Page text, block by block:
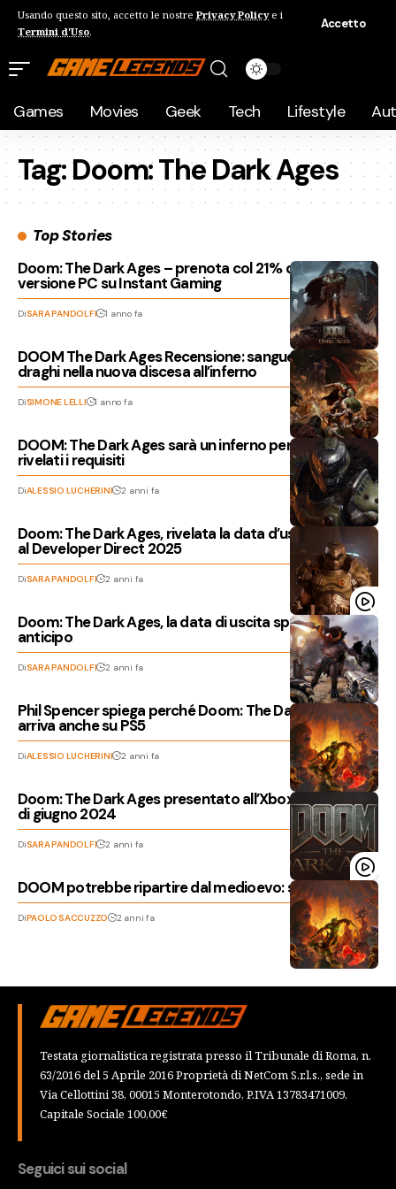
Usando questo sito, accetto le nostre Privacy Policye i
Termini d'Uso.
Accetto
Games Movies Geek Tech Lifestyle
Tag:Doom: The Dark Ages
Top Stories
Doom: The Dark Ages – prenota col 21% di sconto la
versione PC su Instant Gaming
DiSARA PANDOLFI 1 anno fa
DOOM The Dark Ages Recensione: sangue, acciaio e
draghi nella nuova discesa all’inferno
DiSIMONE LELLI 1 anno fa
DOOM: The Dark Ages sarà un inferno per molti PC,
rivelati i requisiti
DiALESSIO LUCHERINI 2 anni fa
Doom: The Dark Ages, rivelata la data d’uscita ufficiale
al Developer Direct 2025
DiSARA PANDOLFI 2 anni fa
Doom: The Dark Ages, la data di uscita spunta in
anticipo
DiSARA PANDOLFI 2 anni fa
Phil Spencer spiega perché Doom: The Dark Ages
arriva anche su PS5
DiALESSIO LUCHERINI 2 anni fa
Doom: The Dark Ages presentato all’Xbox Showcase
di giugno 2024
DiSARA PANDOLFI 2 anni fa
DOOM potrebbe ripartire dal medioevo: sbuca il titolo
DiPAOLO SACCUZZO 2 anni fa
Testata giornalistica registrata presso il Tribunale di Roma, n.
63/2016 del 5 Aprile 2016 Proprietà di NetCom S.r.l.s., sede in
Via Cellottini 38, 00015 Monterotondo, P.IVA 13783471009,
Capitale Sociale 100,00€
Seguici sui social